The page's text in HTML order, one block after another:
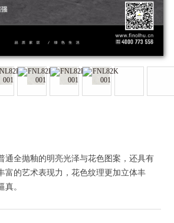
通全抛釉的明亮光泽与花色图案，还具有
富的艺术表现力，花色纹理更加立体丰
真。